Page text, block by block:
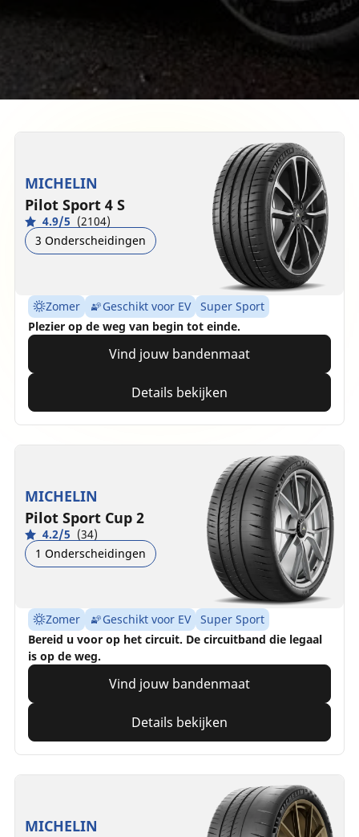
MICHELIN
Pilot Sport 4 S
4.9/5 (2104)
3 Onderscheidingen
Zomer Geschikt voor EV
Super Sport
Plezier op de weg van begin tot einde.
Vind jouw bandenmaat
Details bekijken
MICHELIN
Pilot Sport Cup 2
4.2/5 (34)
1 Onderscheidingen
Zomer Geschikt voor EV
Super Sport
Bereid u voor op het circuit. De circuitband die legaal
is op de weg.
Vind jouw bandenmaat
Details bekijken
MICHELIN